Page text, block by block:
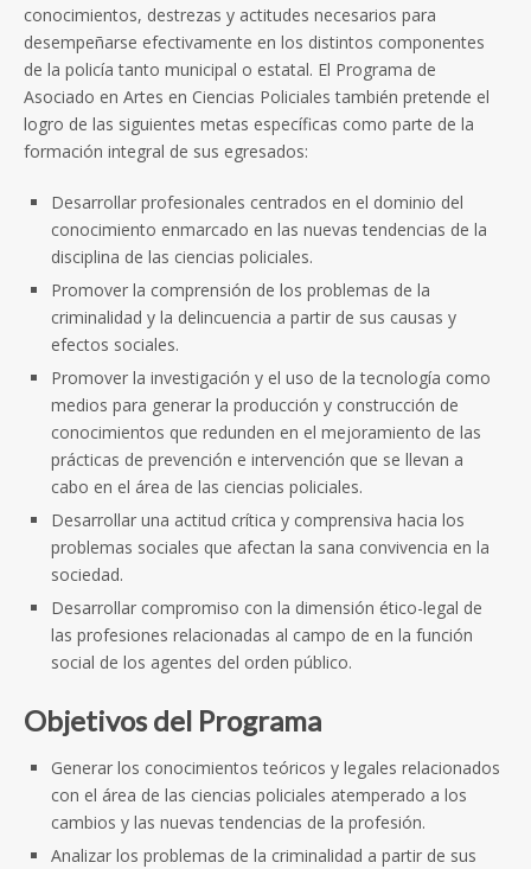
conocimientos, destrezas y actitudes necesarios para
desempeñarse efectivamente en los distintos componentes
de la policía tanto municipal o estatal. El Programa de
Asociado en Artes en Ciencias Policiales también pretende el
logro de las siguientes metas específicas como parte de la
formación integral de sus egresados:
Desarrollar profesionales centrados en el dominio del
conocimiento enmarcado en las nuevas tendencias de la
disciplina de las ciencias policiales.
Promover la comprensión de los problemas de la
criminalidad y la delincuencia a partir de sus causas y
efectos sociales.
Promover la investigación y el uso de la tecnología como
medios para generar la producción y construcción de
conocimientos que redunden en el mejoramiento de las
prácticas de prevención e intervención que se llevan a
cabo en el área de las ciencias policiales.
Desarrollar una actitud crítica y comprensiva hacia los
problemas sociales que afectan la sana convivencia en la
sociedad.
Desarrollar compromiso con la dimensión ético-legal de
las profesiones relacionadas al campo de en la función
social de los agentes del orden público.
Objetivos del Programa
Generar los conocimientos teóricos y legales relacionados
con el área de las ciencias policiales atemperado a los
cambios y las nuevas tendencias de la profesión.
Analizar los problemas de la criminalidad a partir de sus